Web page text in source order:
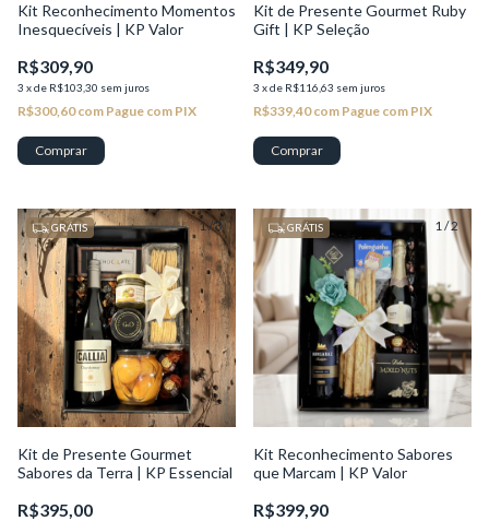
Kit Reconhecimento Momentos
Inesquecíveis | KP Valor
R$309,90
3 xde R$103,30 sem juros
R$300,60com Pague com PIX
Kit de Presente Gourmet Ruby
Gift | KP Seleção
R$349,90
3 xde R$116,63 sem juros
R$339,40com Pague com PIX
1/3
GRÁTIS
Kit de Presente Gourmet
Sabores da Terra | KP Essencial
R$395,00
1/2
GRÁTIS
Kit Reconhecimento Sabores
que Marcam | KP Valor
R$399,90